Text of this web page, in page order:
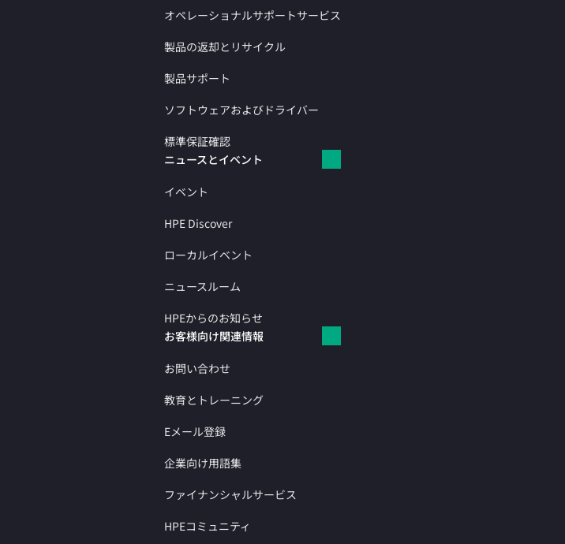
オペレーショナルサポートサービス
製品の返却とリサイクル
製品サポート
ソフトウェアおよびドライバー
標準保証確認
ニュースとイベント
イベント
HPE Discover
ローカルイベント
ニュースルーム
HPEからのお知らせ
お客様向け関連情報
お問い合わせ
教育とトレーニング
Eメール登録
企業向け用語集
ファイナンシャルサービス
HPEコミュニティ